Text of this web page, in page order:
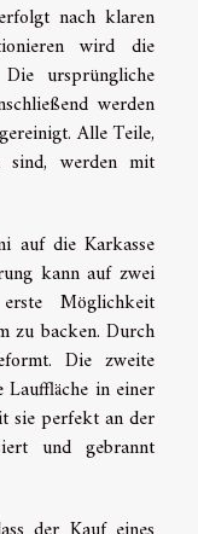
nach klaren
wird die
Die ursprüngliche
werden
Alle Teile,
sind, werden mit
auf die Karkasse
kann auf zwei
Möglichkeit
zu backen. Durch
Die zweite
in einer
sie perfekt an der
und gebrannt